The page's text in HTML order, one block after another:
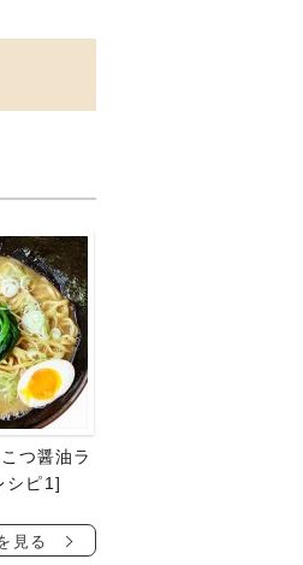
つ醤油ラ
シピ1]
見る